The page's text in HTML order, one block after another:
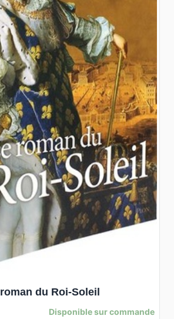
du Roi-Soleil
Disponible sur commande